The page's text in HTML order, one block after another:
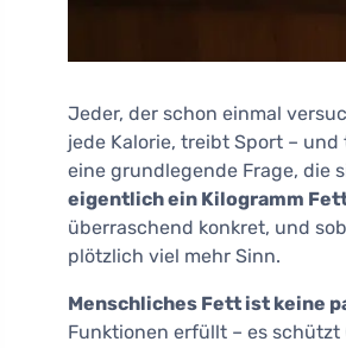
Jeder, der schon einmal
jede Kalorie, treibt Sport –
eine grundlegende Frage, die
eigentlich ein Kilogramm
überraschend konkret, und
plötzlich viel mehr Sinn.
Menschliches Fett ist keine
Funktionen erfüllt – es